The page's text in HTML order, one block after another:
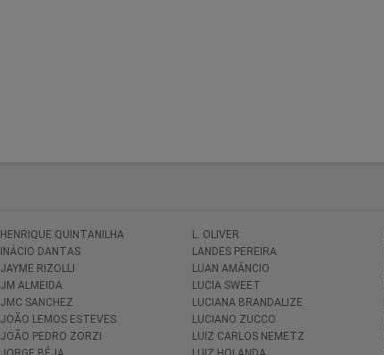
HENRIQUE QUINTANILHA
INÁCIO DANTAS
JAYME RIZOLLI
JM ALMEIDA
JMC SANCHEZ
JOÃO LEMOS ESTEVES
JOÃO PEDRO ZORZI
L. OLIVER
LANDES PEREIRA
LUAN AMÂNCIO
LUCIA SWEET
LUCIANA BRANDALIZE
LUCIANO ZUCCO
LUIZ CARLOS NEMETZ